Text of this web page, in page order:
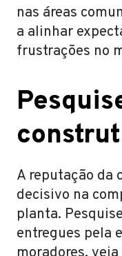
nas áreas
a alinhar
frustrações no
A reputação da
decisivo na
planta.
entregues pela